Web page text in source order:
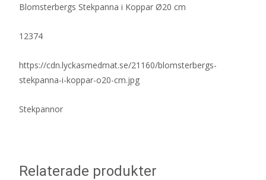
Blomsterbergs Stekpanna i Koppar Ø20 cm
12374
https://cdn.lyckasmedmat.se/21160/blomsterbergs-
stekpanna-i-koppar-o20-cm.jpg
Stekpannor
Relaterade produkter